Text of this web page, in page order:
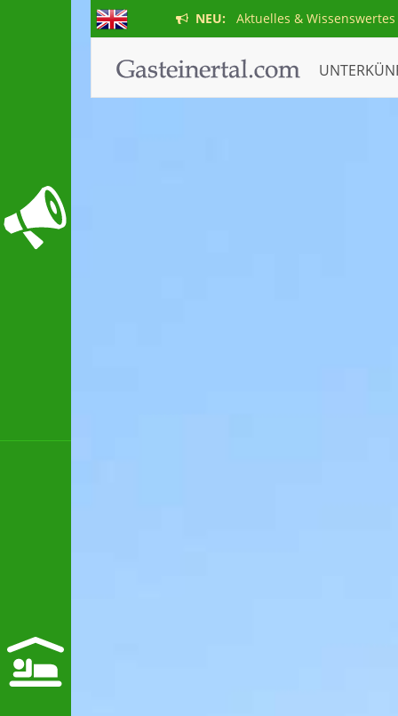
NEU: Aktuelles & Wissenswertes